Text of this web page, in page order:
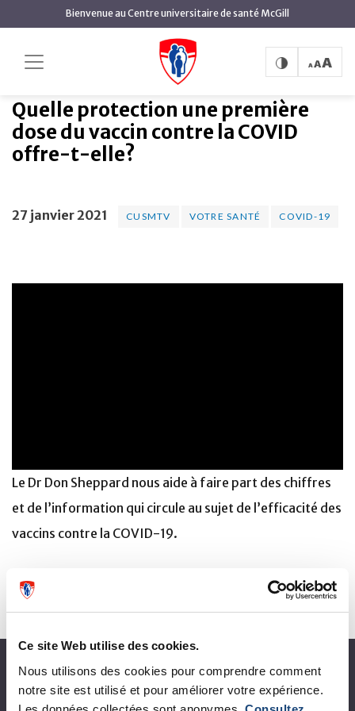
Ce site Web utilise des cookies.
Nous utilisons des cookies pour comprendre comment
notre site est utilisé et pour améliorer votre expérience.
principal
Bienvenue au Centre universitaire de santé McGill
Quelle protection une première dose du vaccin
contre la COVID offre-t-elle?
Quelle protection une première
dose du vaccin contre la COVID
offre-t-elle?
27 janvier 2021 CUSMTV VOTRE SANTÉ COVID-19
Le Dr Don Sheppard nous aide à faire part des chiffres
et de l’information qui circule au sujet de l’efficacité des
vaccins contre la COVID-19.
À propos du CUSM